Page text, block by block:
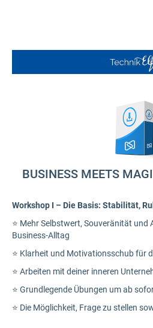
BUSINESS MEETS
Workshop I – Die Basis: Stabilität,
⭐ Mehr Selbstwert, Souveränität und
Business-Alltag
⭐ Klarheit und Motivationsschub für
⭐ Arbeiten mit deiner inneren
⭐ Grundlegende Übungen um ab
⭐ Die Möglichkeit, Frage zu stellen